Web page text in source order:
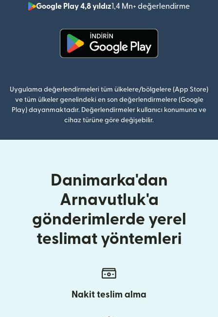
Google Play 4,8 yıldız1,4 Mn+ değerlendirme
Uygulama değerlendirmeleri tüm ülkelere/bölgelere (App Store)
ve tüm ülkeler genelindeki en son değerlendirmelere (Google
Play) dayanmaktadır. Değerlendirmeler kullanıcı konumuna ve
cihaz türüne göre değişebilir.
Danimarka'dan
Arnavutluk'a
gönderimlerde yerel
teslimat yöntemleri
Nakit teslim alma